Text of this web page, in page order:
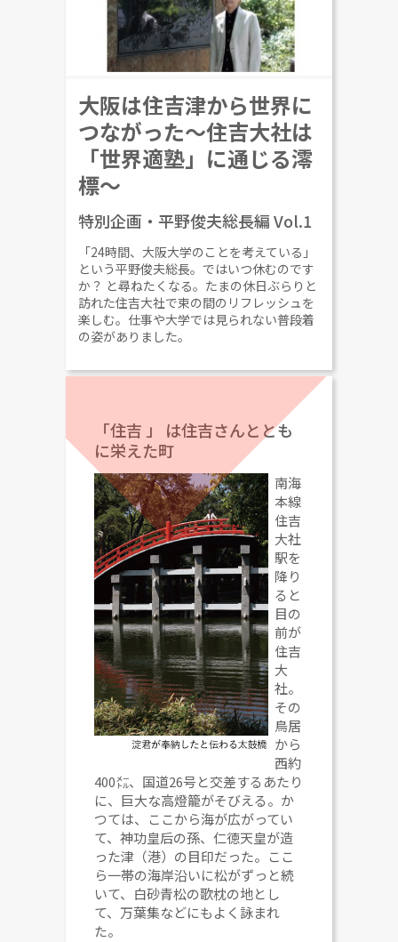
大阪は住吉津から世界に
つながった～住吉大社は
「世界適塾」に通じる澪
標～
特別企画・平野俊夫総長編 Vol.1
「24時間、大阪大学のことを考えている」
という平野俊夫総長。ではいつ休むのです
か？ と尋ねたくなる。たまの休日ぶらりと
訪れた住吉大社で束の間のリフレッシュを
楽しむ。仕事や大学では見られない普段着
の姿がありました。
「住吉 」 は住吉さんととも
に栄えた町
南海
本線
住吉
大社
駅を
降り
ると
目の
前が
住吉
大
社。
その
鳥居
から
西約
400㍍、国道26号と交差するあたり
に、巨大な高燈籠がそびえる。か
つては、ここから海が広がってい
て、神功皇后の孫、仁徳天皇が造
った津（港）の目印だった。ここ
ら一帯の海岸沿いに松がずっと続
いて、白砂青松の歌枕の地とし
て、万葉集などにもよく詠まれ
た。